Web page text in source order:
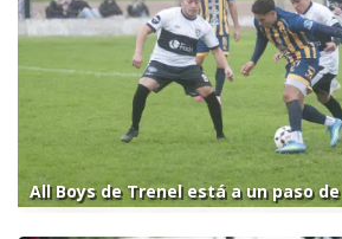
All Boys de Trenel está a un paso